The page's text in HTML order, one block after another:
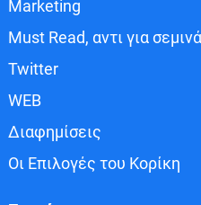
Marketing
Must Read, αντι για
Twitter
WEB
Διαφημίσεις
Οι Επιλογές του Κορίκη